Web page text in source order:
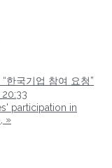
한국기업 참여 요청”
participation in
»